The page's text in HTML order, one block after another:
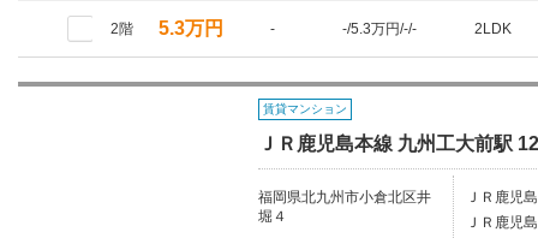
2階 5.3万円 - -/5.3万円/-/- 2LDK
賃貸マンション
ＪＲ鹿児島本線 九州工大前駅
福岡県北九州市小倉北区井
堀４
ＪＲ鹿児
ＪＲ鹿児